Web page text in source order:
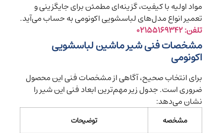
مواد اولیه با کیفیت، گزینه‌ای مطمئن برای جایگزینی و
تعمیر انواع مدل‌های لباسشویی اکونومی به حساب می‌آید.
تلفن: ۰۲۱۵۵۱۶۹۳۴۲
مشخصات فنی شیر ماشین لباسشویی
اکونومی
برای انتخاب صحیح، آگاهی از مشخصات فنی این محصول
ضروری است. جدول زیر مهم‌ترین ابعاد فنی این شیر را
نشان می‌دهد:
مشخصه توضیحات